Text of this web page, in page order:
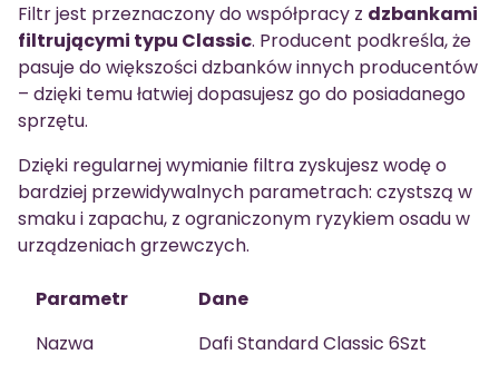
Filtr jest przeznaczony do współpracy z dzbankami
filtrującymi typu Classic. Producent podkreśla, że
pasuje do większości dzbanków innych producentów
– dzięki temu łatwiej dopasujesz go do posiadanego
sprzętu.
Dzięki regularnej wymianie filtra zyskujesz wodę o
bardziej przewidywalnych parametrach: czystszą w
smaku i zapachu, z ograniczonym ryzykiem osadu w
urządzeniach grzewczych.
Parametr
Dane
Nazwa
Dafi Standard Classic 6Szt